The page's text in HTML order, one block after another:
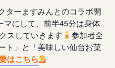
ターますみんとのコラボ開
マにして、前半45分は身体
スしていきます
参加者全
ト」と「美味しい仙台お菓
はこちら